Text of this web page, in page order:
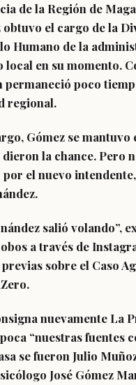
de la Región de
el cargo de la
Humano de la
local en su momento.
permaneció poco
regional.
Gómez se mantuvo
dieron la chance. Pero
por el nuevo
salió volando”,
a través de
sobre el Caso
nuevamente La
“nuestras fuentes
se fueron Julio
José Gómez